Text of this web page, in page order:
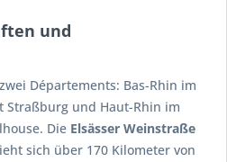
und
Départements: Bas-Rhin im
und Haut-Rhin im
Die Elsässer Weinstraße
sich über 170 Kilometer von